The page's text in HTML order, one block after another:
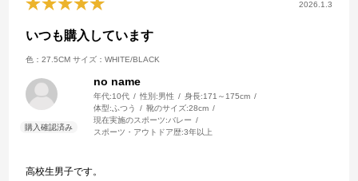
2026.1.3
いつも購入しています
色：27.5CM サイズ：WHITE/BLACK
no name
年代:10代 性別:男性 身長:171～175cm
体型: ふつう 靴のサイズ:28cm
現在実施のスポーツ:バレー
スポーツ・アウトドア歴:3年以上
高校生男子です。